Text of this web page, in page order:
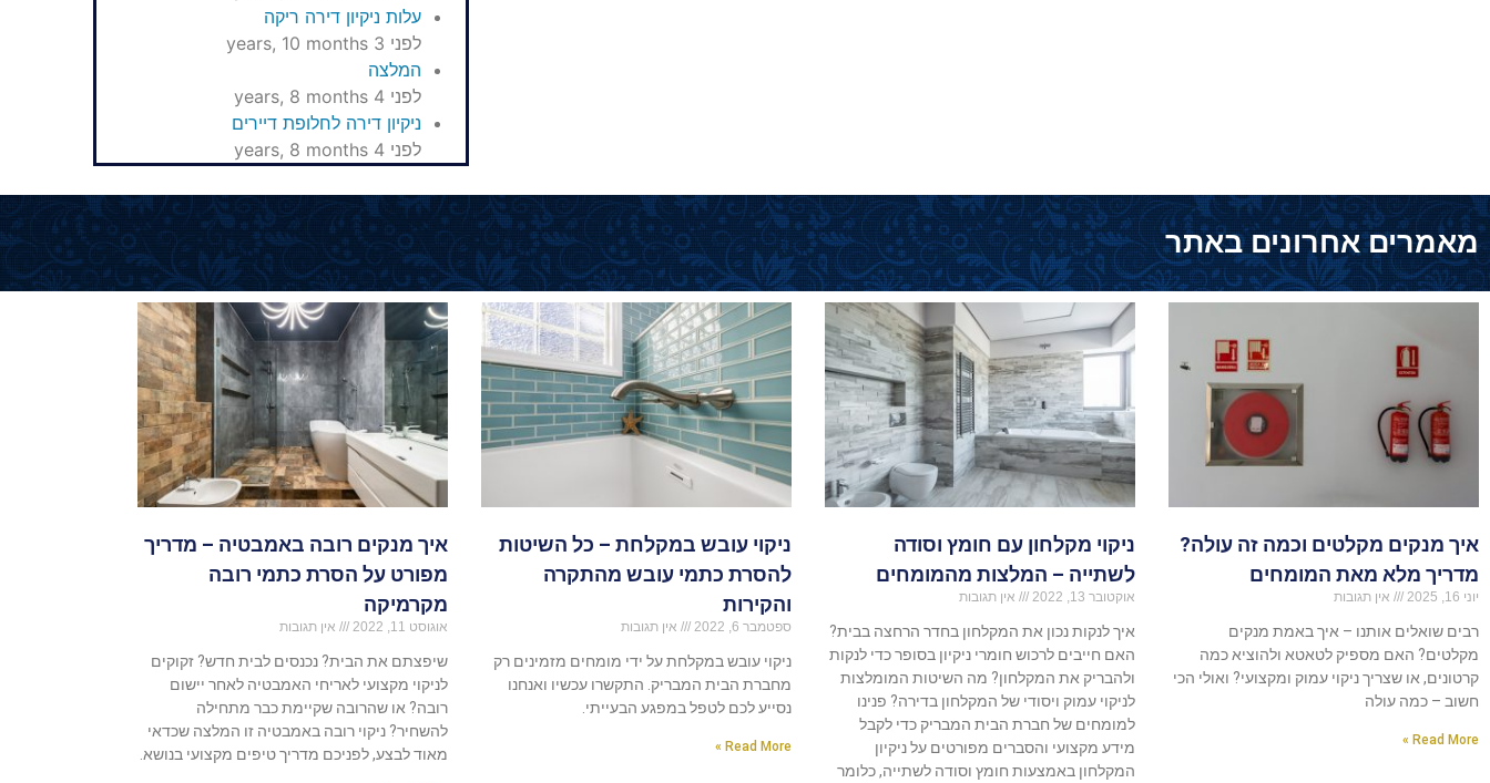
עלות ניקיון דירה ריקה
לפני 3 years, 10 months
המלצה
לפני 4 years, 8 months
ניקיון דירה לחלופת דיירים
לפני 4 years, 8 months
מאמרים אחרונים באתר
איך מנקים מקלטים וכמה זה עולה?
מדריך מלא מאת המומחים
יוני 16, 2025 אין תגובות
רבים שואלים אותנו – איך באמת מנקים
מקלטים? האם מספיק לטאטא ולהוציא כמה
קרטונים, או שצריך ניקוי עמוק ומקצועי? ואולי הכי
חשוב – כמה עולה
Read More »
ניקוי מקלחון עם חומץ וסודה
לשתייה – המלצות מהמומחים
אוקטובר 13, 2022 אין תגובות
איך לנקות נכון את המקלחון בחדר הרחצה בבית?
האם חייבים לרכוש חומרי ניקיון בסופר כדי לנקות
ולהבריק את המקלחון? מה השיטות המומלצות
לניקוי עמוק ויסודי של המקלחון בדירה? פנינו
למומחים של חברת הבית המבריק כדי לקבל
מידע מקצועי והסברים מפורטים על ניקיון
המקלחון באמצעות חומץ וסודה לשתייה, כלומר
ניקוי עובש במקלחת – כל השיטות
להסרת כתמי עובש מהתקרה
והקירות
ספטמבר 6, 2022 אין תגובות
ניקוי עובש במקלחת על ידי מומחים מזמינים רק
מחברת הבית המבריק. התקשרו עכשיו ואנחנו
נסייע לכם לטפל במפגע הבעייתי.
Read More »
איך מנקים רובה באמבטיה – מדריך
מפורט על הסרת כתמי רובה
מקרמיקה
אוגוסט 11, 2022 אין תגובות
שיפצתם את הבית? נכנסים לבית חדש? זקוקים
לניקוי מקצועי לאריחי האמבטיה לאחר יישום
רובה? או שהרובה שקיימת כבר מתחילה
להשחיר? ניקוי רובה באמבטיה זו המלצה שכדאי
מאוד לבצע, לפניכם מדריך טיפים מקצועי בנושא.